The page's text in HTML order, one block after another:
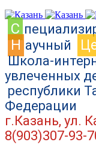
C
Н аучный
Школа-
увлеченных
республики
Федерации
г.Казань, ул.
8(903)307-93-